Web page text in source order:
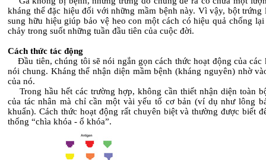
kháng thể đặc hiệu đối với những mầm bệnh này. Vì vậy, bột trứng
sung hữu hiệu giúp bảo vệ heo con một cách có hiệu quả chống lại
chảy trong suốt những tuần đầu tiên của cuộc đời.
Cách thức tác động
Đầu tiên, chúng tôi sẽ nói ngắn gọn cách thức hoạt động của các
nói chung. Kháng thể nhận diện mầm bệnh (kháng nguyên) nhờ
của nó.
Trong hầu hết các trường hợp, không cần thiết nhận diện toàn
của tác nhân mà chỉ cần một vài yếu tố cơ bản (ví dụ như lông
khuẩn). Cách thức hoạt động rất chuyên biệt và thường được biết
thống “chìa khóa - ổ khóa”.